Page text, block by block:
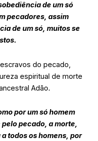
de um só
pecadores, assim
de um só, muitos se
do pecado,
espiritual de morte
Adão.
por um só homem
pecado, a morte,
todos os homens, por